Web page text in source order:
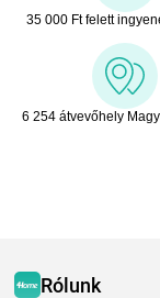
35 000 Ft felett
6 254 átvevőhely
Rólunk